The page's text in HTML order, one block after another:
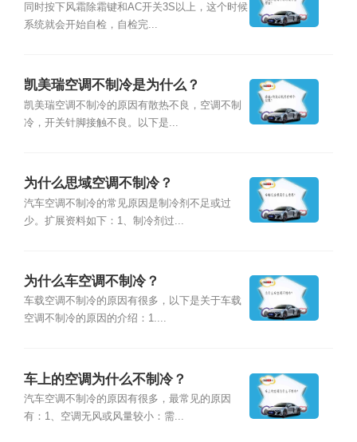
同时按下风霜除霜键和AC开关3S以上，这个时候
系统就会开始自检，自检完...
凯美瑞空调不制冷是为什么？
凯美瑞空调不制冷的原因有散热不良，空调不制
冷，开关针脚接触不良。以下是...
为什么思域空调不制冷？
汽车空调不制冷的常见原因是制冷剂不足或过
少。扩展资料如下：1、制冷剂过...
为什么车空调不制冷？
车载空调不制冷的原因有很多，以下是关于车载
空调不制冷的原因的介绍：1....
车上的空调为什么不制冷？
汽车空调不制冷的原因有很多，最常见的原因
有：1、空调无风或风量较小：需...